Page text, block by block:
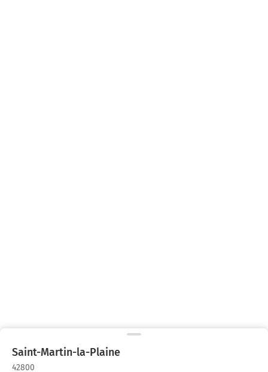
Saint-Martin-la-Plaine
42800